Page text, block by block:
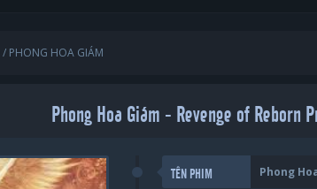
PHONG HOA GIÁM
Phong Hoa Giám - Revenge of Reborn
TÊN PHIM Phong